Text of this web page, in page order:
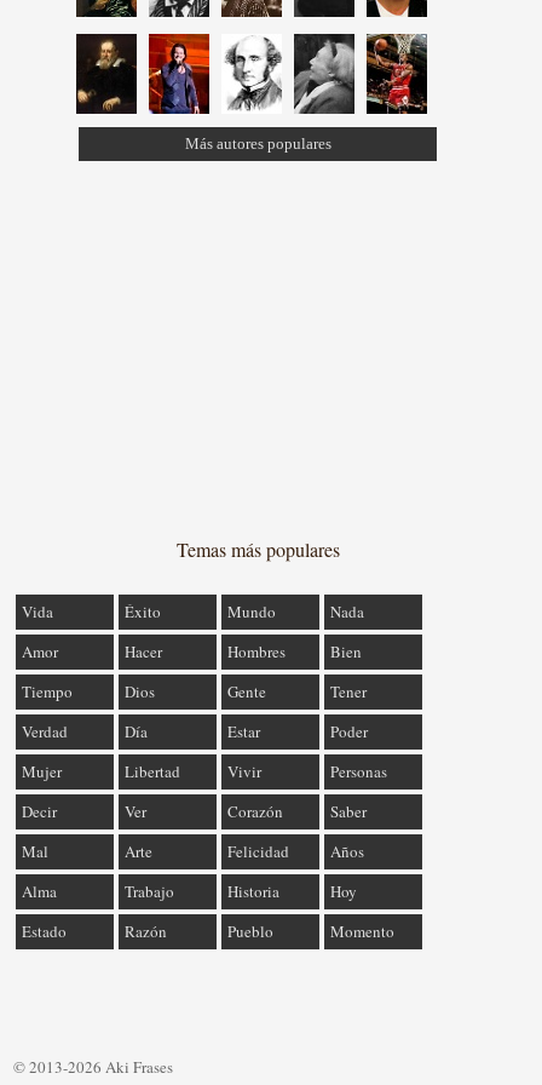
Más autores populares
Temas más populares
Vida Éxito Mundo
Nada
Amor
Hacer Hombres
Bien
Tiempo
Dios Gente
Tener
Verdad
Día Estar
Poder
Mujer
Libertad Vivir
Personas
Decir
Ver Corazón
Saber
Mal
Arte Felicidad
Años
Alma
Trabajo Historia
Hoy
Estado
Razón Pueblo Momento
© 2013-2026 Aki Frases